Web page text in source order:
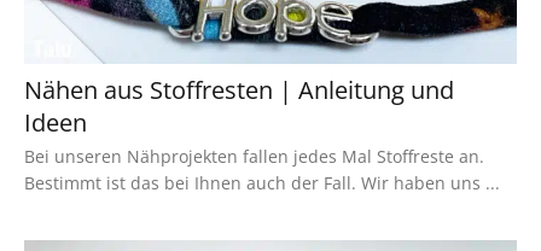
Nähen aus Stoffresten | Anleitung und
Ideen
Bei unseren Nähprojekten fallen jedes Mal Stoffreste an.
Bestimmt ist das bei Ihnen auch der Fall. Wir haben uns ...